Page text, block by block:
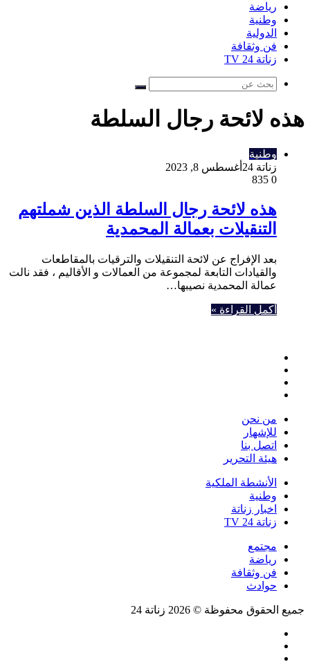
رياضة
وطنية
الدولية
فن وثقافة
زناتة 24 TV
بحث
هذه لائحة رجال السلطة
وطنية
زناتة 24
أغسطس 8, 2023
0
هذه لائحة رجال السلطة الذين شملتهم
التنقيلات بعمالة المحمدية
بعد الإفراج عن لائحة التنقيلات والترقيات بالمقاطعات
والقيادات التابعة لمجموعة من العمالات و الأقاليم ، فقد نالت
عمالة المحمدية نصيبها…
أكمل القراءة »
من نحن
للإشهار
اتصل بنا
هيئة التحرير
الأنشطة الملكية
وطنية
اخبار زناتة
زناتة 24 TV
مجتمع
رياضة
فن وثقافة
حوادث
جميع الحقوق محفوظة © 2026 زناتة 24